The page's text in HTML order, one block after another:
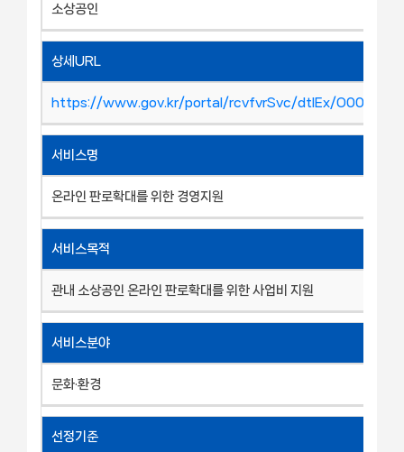
소상공인
상세URL
https://www.gov.kr/portal/rcvfvrSvc/dtlEx/
서비스명
온라인 판로확대를 위한 경영지원
서비스목적
관내 소상공인 온라인 판로확대를 위한 사업비 지원
서비스분야
문화·환경
선정기준